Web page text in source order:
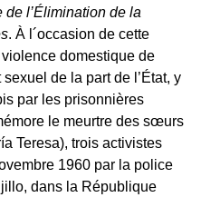
l’Élimination de la
. À l´occasion de cette
domestique de
de la part de l’État, y
par les prisonnières
le meurtre des sœurs
Teresa), trois activistes
1960 par la police
dans la République